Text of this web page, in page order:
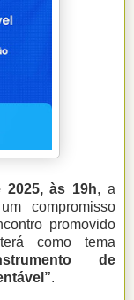
às 19h, a
compromisso
promovido
como tema
de
.